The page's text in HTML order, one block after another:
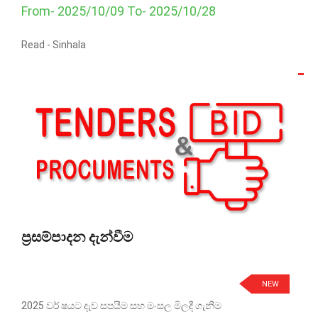
From- 2025/10/09 To- 2025/10/28
Read - Sinhala
ප්‍රසම්පාදන දැන්වීම
NEW
2025 වර් ෂයට දැව සපයීම සහ මංසල මිලදී ගැනීම